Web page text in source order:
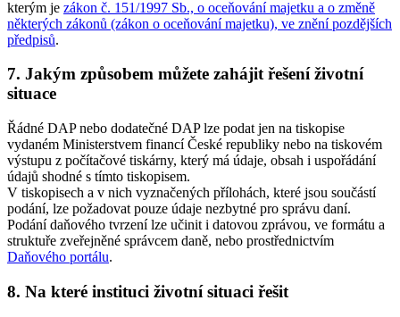
kterým je zákon č. 151/1997 Sb., o oceňování majetku a o změně
některých zákonů (zákon o oceňování majetku), ve znění pozdějších
předpisů.
7. Jakým způsobem můžete zahájit řešení životní
situace
Řádné DAP nebo dodatečné DAP lze podat jen na tiskopise
vydaném Ministerstvem financí České republiky nebo na tiskovém
výstupu z počítačové tiskárny, který má údaje, obsah i uspořádání
údajů shodné s tímto tiskopisem.
V tiskopisech a v nich vyznačených přílohách, které jsou součástí
podání, lze požadovat pouze údaje nezbytné pro správu daní.
Podání daňového tvrzení lze učinit i datovou zprávou, ve formátu a
struktuře zveřejněné správcem daně, nebo prostřednictvím
Daňového portálu.
8. Na které instituci životní situaci řešit